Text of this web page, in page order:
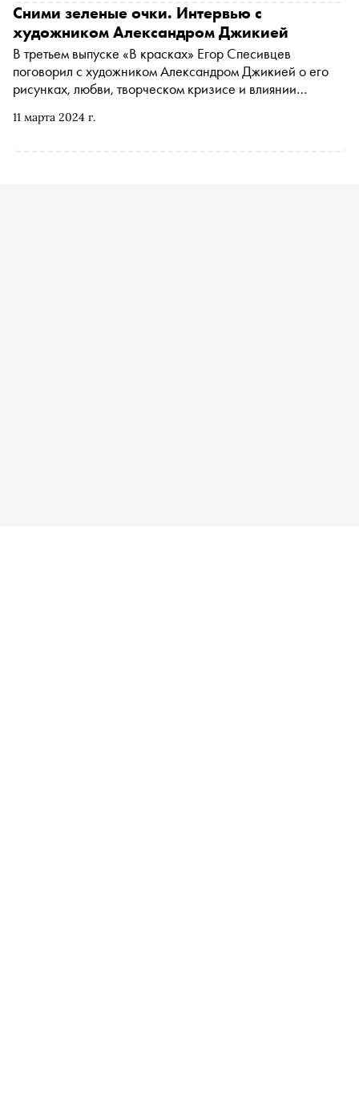
ушли в народ, как эти авторы освобождали язык от
идеологии, в чем ленинградский поэтический
андеграунд сходился и расходился с московским и
правда ли, что русская поэзия боится конкретности и
физиологичности
11 марта 2024 г.
Сними зеленые очки. Интервью с
художником Александром Джикией
В третьем выпуске «В красках» Егор Спесивцев
поговорил с художником Александром Джикией о его
рисунках, любви, творческом кризисе и влиянии